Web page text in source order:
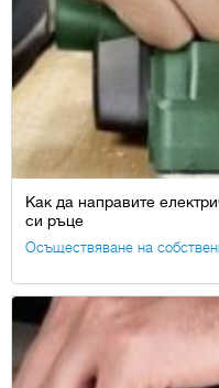
Как да направите
си ръце
Осъществяване на